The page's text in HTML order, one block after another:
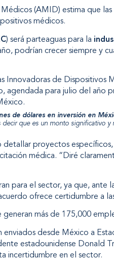
(AMID) estima que
médicos.
) será parteaguas para la
podrían crecer siempre y
Innovadoras de Dispositivos
para julio del año
de dólares en inversión en
que es un monto significativo y
proyectos específicos,
médica. “Diré
para el sector, ya que, ante
ofrece certidumbre a
más de 175,000
desde México a
estadounidense Donald
incertidumbre en el sector.